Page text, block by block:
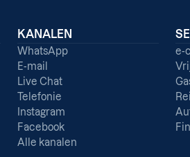
KANALEN
WhatsApp
E-mail
Live Chat
Telefonie
Instagram
Facebook
Alle kanalen
e-